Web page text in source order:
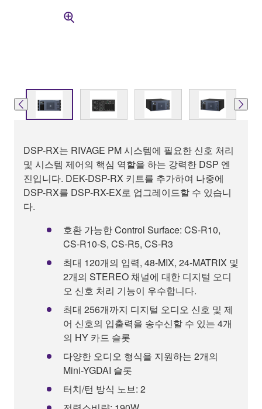
DSP-RX는 RIVAGE PM 시스템에 필요한 신호 처리
및 시스템 제어의 핵심 역할을 하는 강력한 DSP 엔
진입니다. DEK-DSP-RX 키트를 추가하여 나중에
DSP-RX를 DSP-RX-EX로 업그레이드할 수 있습니
다.
호환 가능한 Control Surface: CS-R10,
CS-R10-S, CS-R5, CS-R3
최대 120개의 입력, 48-MIX, 24-MATRIX 및
2개의 STEREO 채널에 대한 디지털 오디
오 신호 처리 기능이 우수합니다.
최대 256개까지 디지털 오디오 신호 및 제
어 신호의 입출력을 송수신할 수 있는 4개
의 HY 카드 슬롯
다양한 오디오 형식을 지원하는 2개의
Mini-YGDAI 슬롯
터치/턴 방식 노브: 2